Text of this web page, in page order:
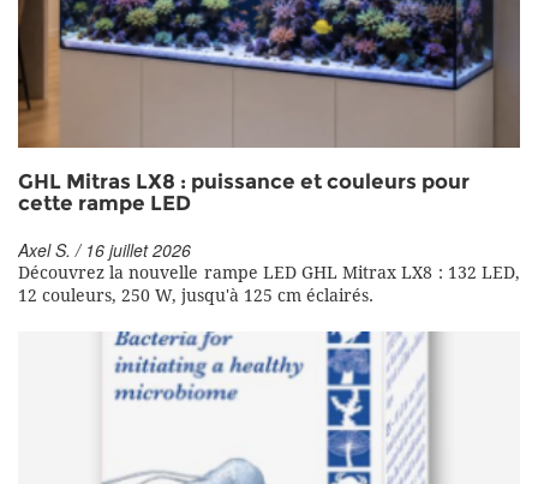
GHL Mitras LX8 : puissance et couleurs pour
cette rampe LED
Axel S. / 16 juillet 2026
Découvrez la nouvelle rampe LED GHL Mitrax LX8 : 132 LED,
12 couleurs, 250 W, jusqu'à 125 cm éclairés.